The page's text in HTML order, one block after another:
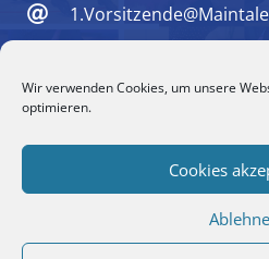
Wir verwenden Cookies, um unsere
optimieren.
Cookies
+49 151 5732 1579